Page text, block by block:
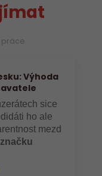
práce
Výhoda
sice
ho ale
mezd